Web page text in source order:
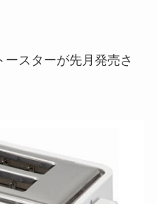
スターが先月発売さ